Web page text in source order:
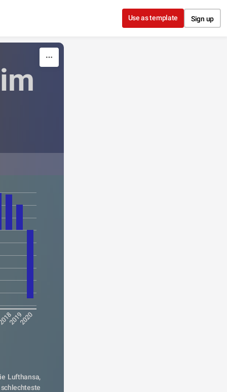
Use as template Sign up
20192020
Lufthansa,